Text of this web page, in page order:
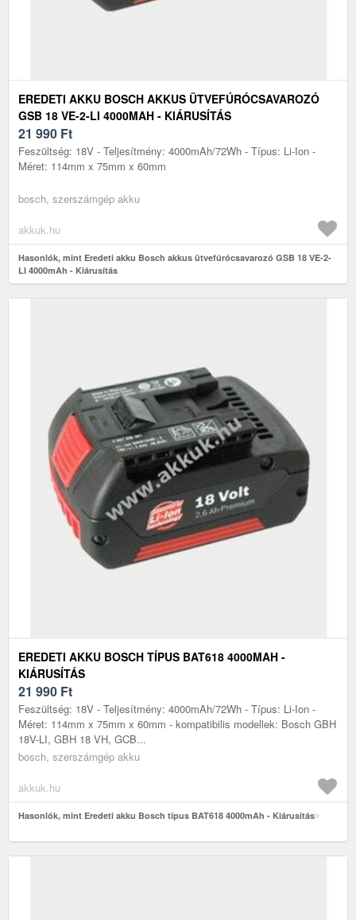
EREDETI AKKU BOSCH AKKUS ÜTVEFÚRÓCSAVAROZÓ
GSB 18 VE-2-LI 4000MAH - KIÁRUSÍTÁS
21 990 Ft
Feszültség: 18V - Teljesítmény: 4000mAh/72Wh - Típus: Li-Ion -
Méret: 114mm x 75mm x 60mm
bosch, szerszámgép akku
akkuk.hu
Hasonlók, mint Eredeti akku Bosch akkus ütvefúrócsavarozó GSB 18 VE-2-
LI 4000mAh - Kiárusítás
EREDETI AKKU BOSCH TÍPUS BAT618 4000MAH -
KIÁRUSÍTÁS
21 990 Ft
Feszültség: 18V - Teljesítmény: 4000mAh/72Wh - Típus: Li-Ion -
Méret: 114mm x 75mm x 60mm - kompatibilis modellek: Bosch GBH
18V-LI, GBH 18 VH, GCB...
bosch, szerszámgép akku
akkuk.hu
Hasonlók, mint Eredeti akku Bosch típus BAT618 4000mAh - Kiárusítás